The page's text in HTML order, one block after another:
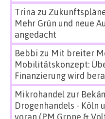
Trina zu
Mehr Grün und neue
angedacht
Bebbi zu Mit breiter
Mobilitätskonzept:
Finanzierung wird
Mikrohandel zur
Drogenhandels - Köln
voran (PM Grpne &